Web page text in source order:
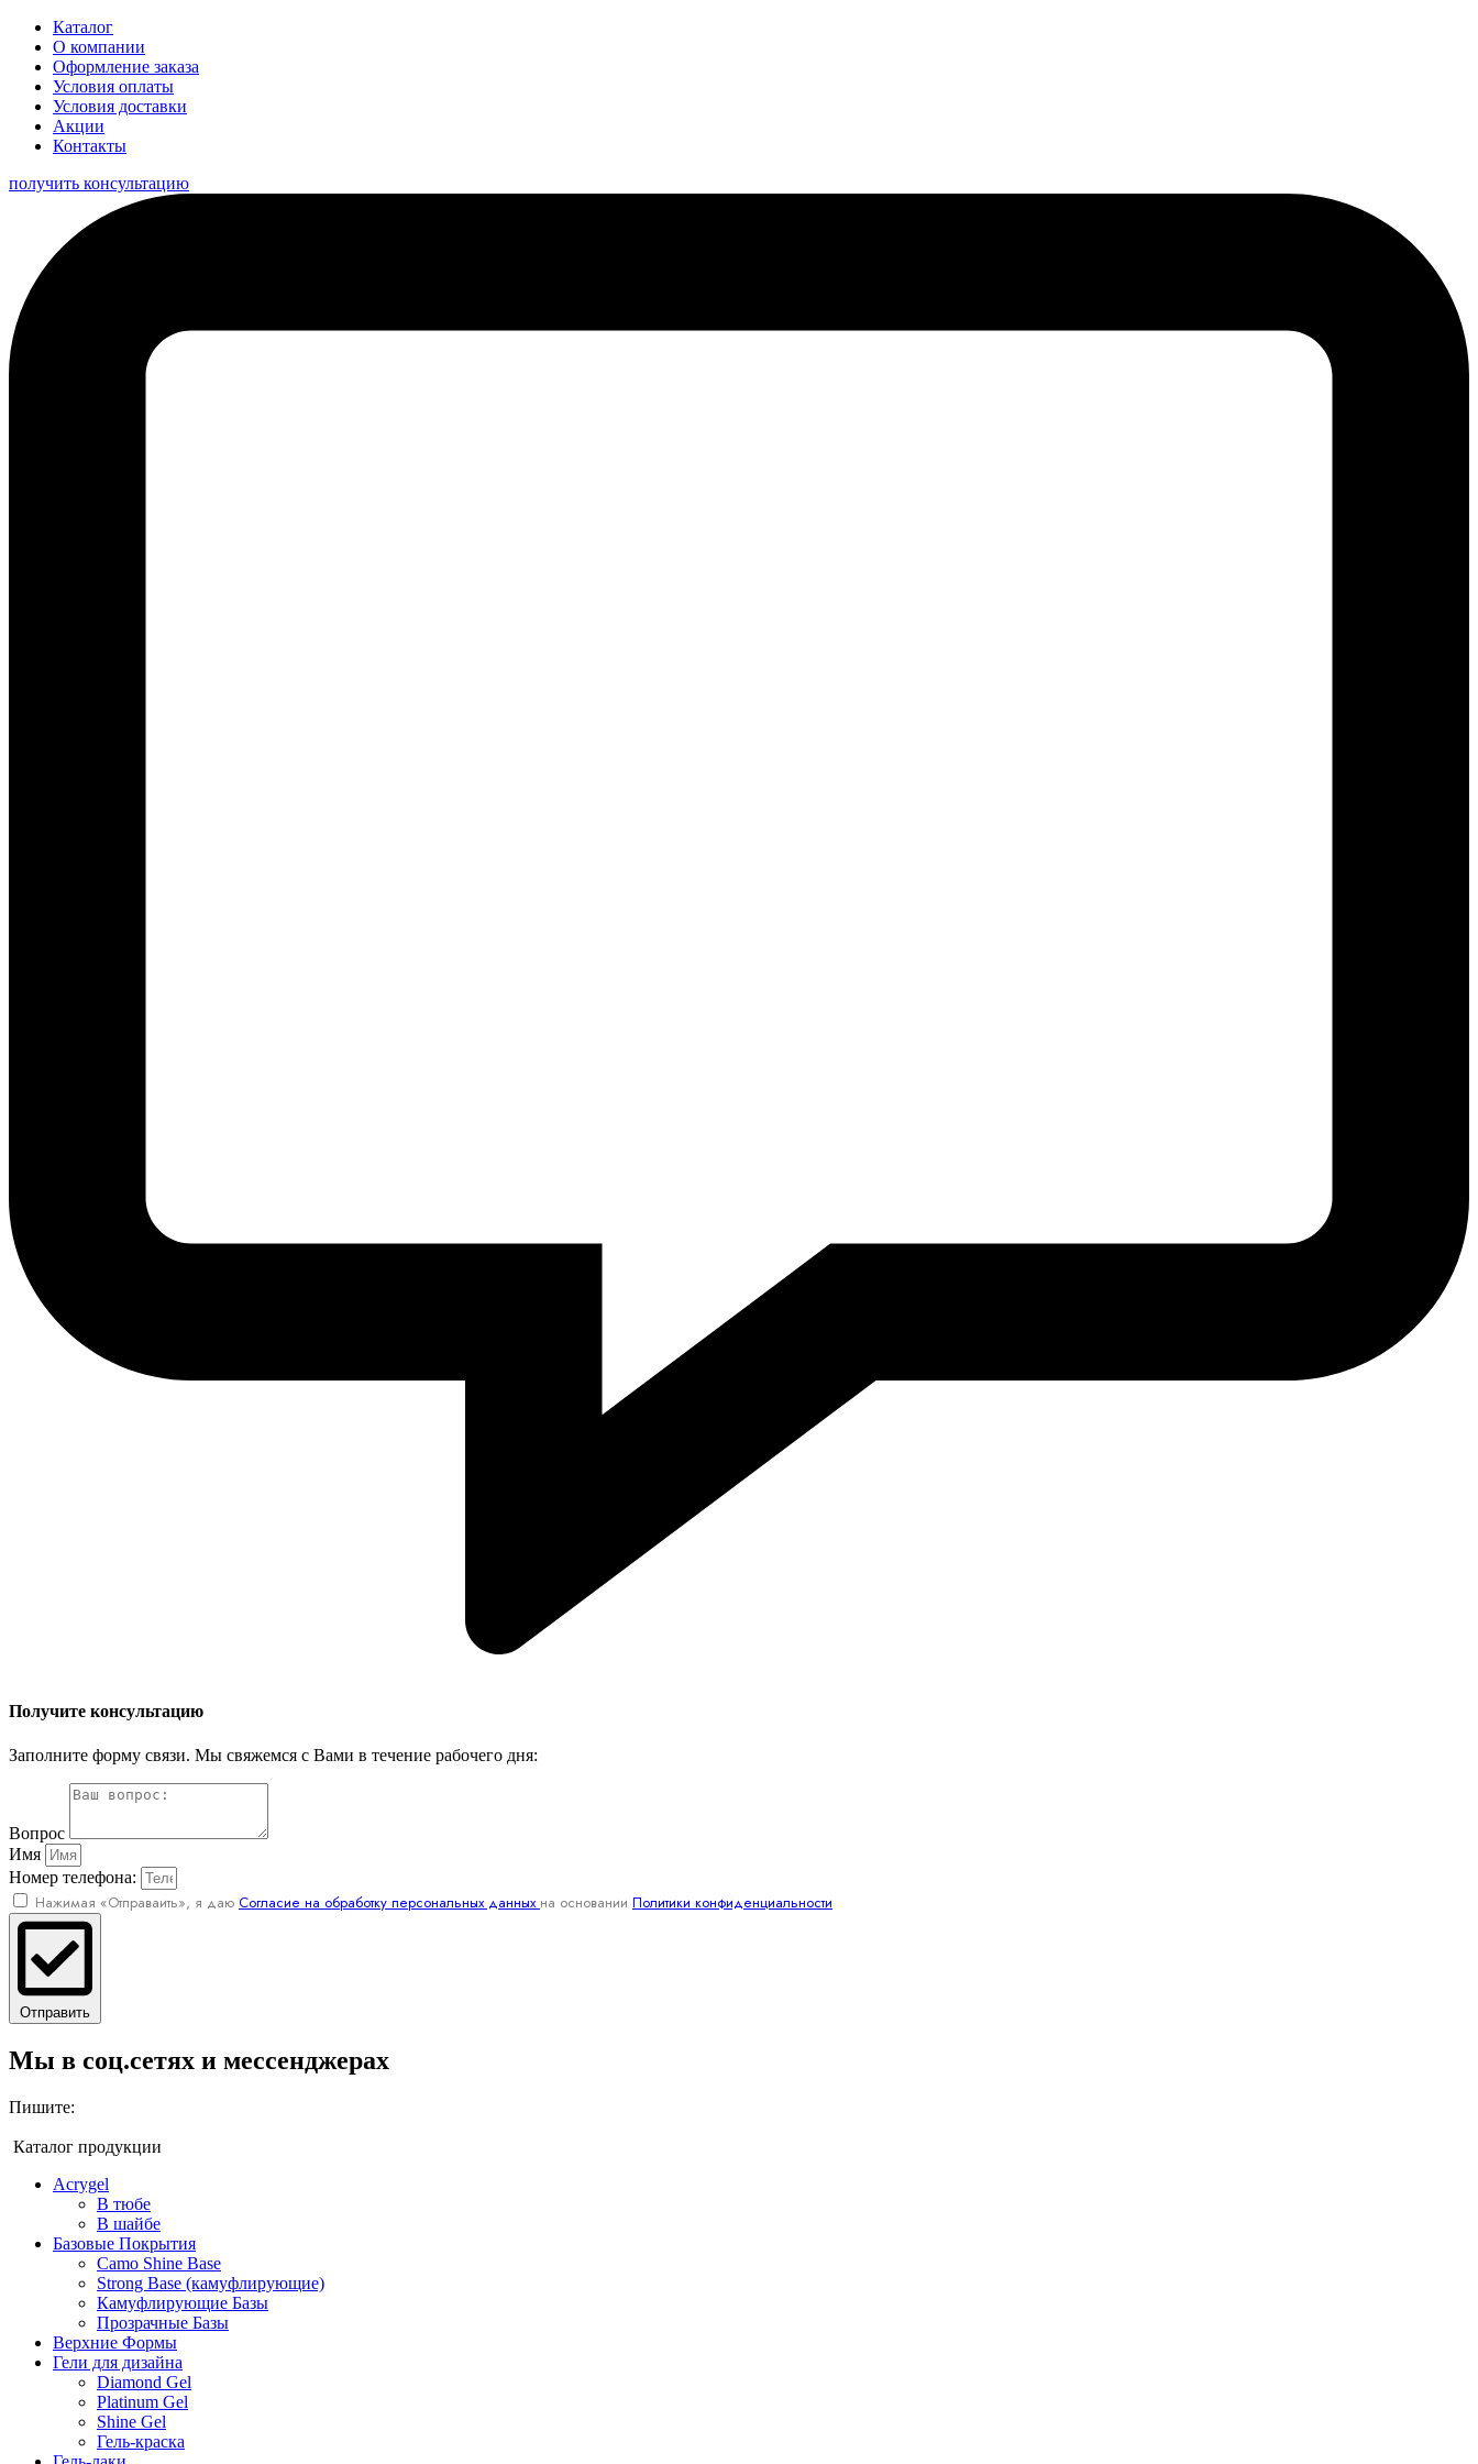
Каталог
О компании
Оформление заказа
Условия оплаты
Условия доставки
Акции
Контакты
получить консультацию
Получите консультацию
Заполните форму связи. Мы свяжемся с Вами в течение рабочего дня:
Вопрос
Имя
Номер телефона:
Нажимая «Отправаить», я даю Согласие на обработку персональных данных на основании Политики конфиденциальности
Отправить
Мы в соц.сетях и мессенджерах
Пишите:
Каталог продукции
Acrygel
В тюбе
В шайбе
Базовые Покрытия
Camo Shine Base
Strong Base (камуфлирующие)
Камуфлирующие Базы
Прозрачные Базы
Верхние Формы
Гели для дизайна
Diamond Gel
Platinum Gel
Shine Gel
Гель-краска